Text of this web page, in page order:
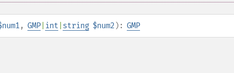
, GMP int string $num2 ): GMP